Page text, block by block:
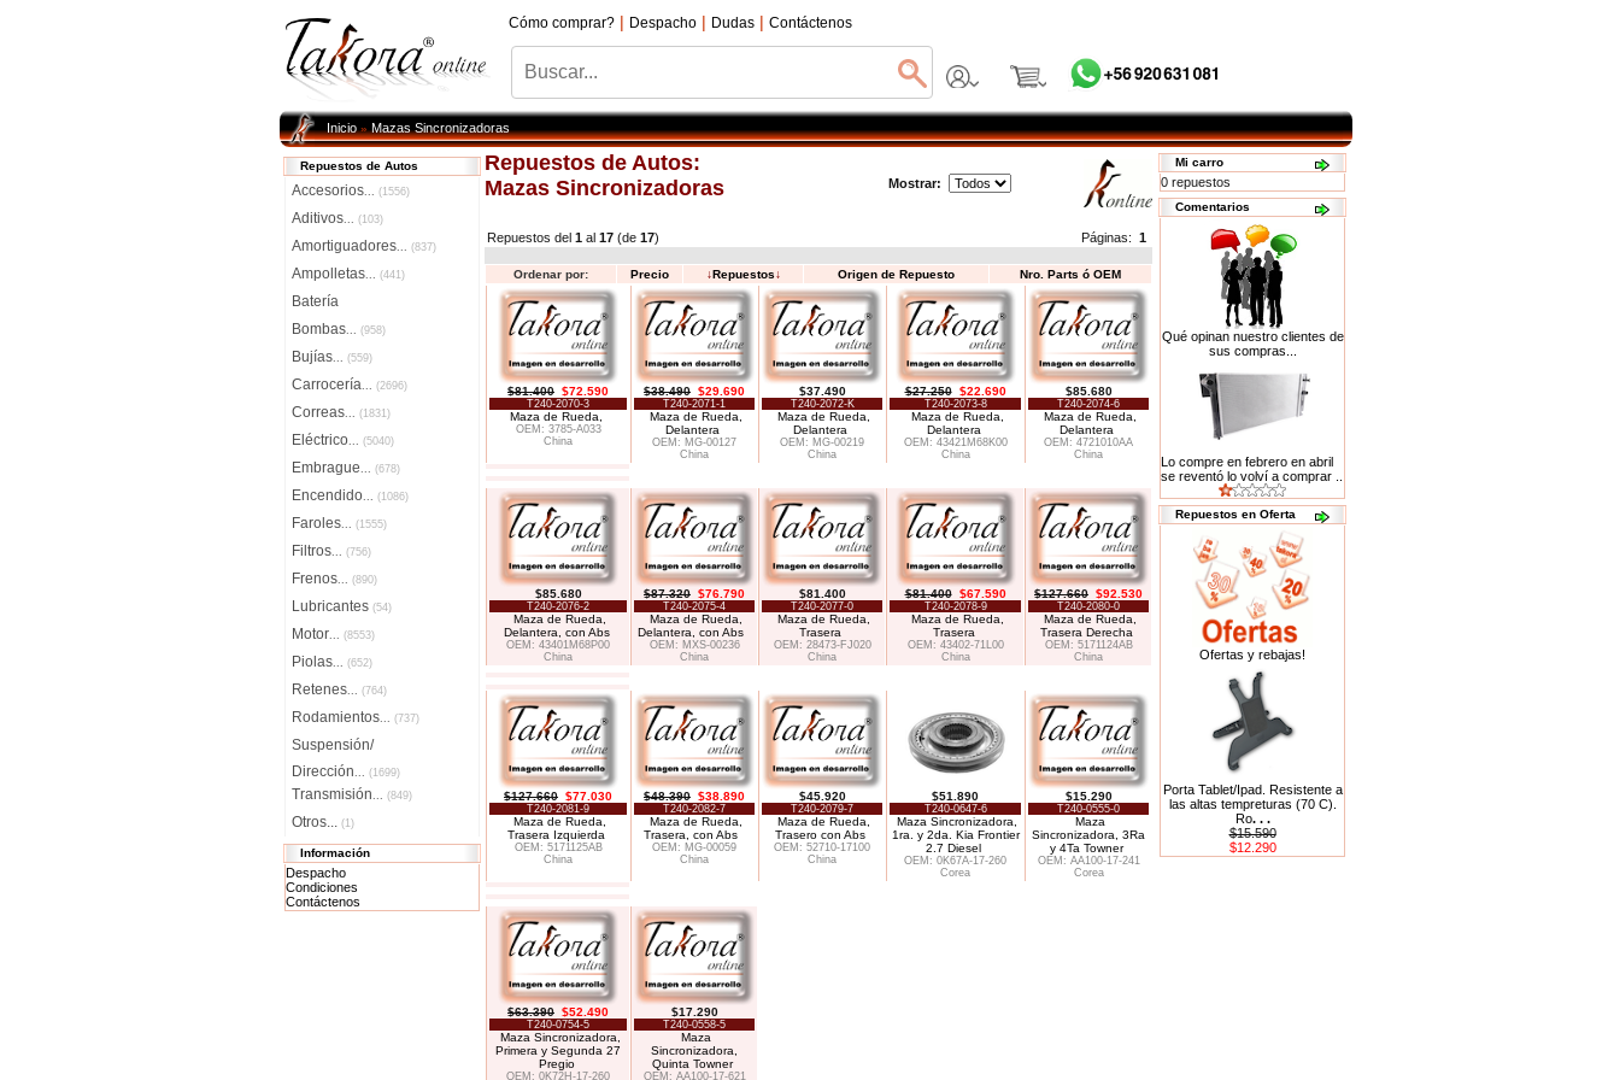
Cómo comprar? | Despacho | Dudas | Contáctenos
Inicio»Mazas Sincronizadoras
Repuestos de Autos
Accesorios... (1556)
Aditivos... (103)
Amortiguadores... (837)
Ampolletas... (441)
Batería
Bombas... (958)
Bujías... (559)
Carrocería... (2696)
Correas... (1831)
Eléctrico... (5040)
Embrague... (678)
Encendido... (1086)
Faroles... (1555)
Filtros... (756)
Frenos... (890)
Lubricantes (54)
Motor... (8553)
Piolas... (652)
Retenes... (764)
Rodamientos... (737)
Suspensión/
Dirección... (1699)
Transmisión... (849)
Otros... (1)
Información
Despacho
Condiciones
Contáctenos
Repuestos de Autos:
Mazas Sincronizadoras
Mostrar:
Repuestos del 1 al 17 (de 17) Páginas: 1
Ordenar por: Precio ↓Repuestos↓ Origen de Repuesto Nro. Parts ó OEM
$81.400 $72.590
T240-2070-3
Maza de Rueda,
OEM: 3785-A033
China
$38.490 $29.690
T240-2071-1
Maza de Rueda,
Delantera
OEM: MG-00127
China
$37.490
T240-2072-K
Maza de Rueda,
Delantera
OEM: MG-00219
China
$27.250 $22.690
T240-2073-8
Maza de Rueda,
Delantera
OEM: 43421M68K00
China
$85.680
T240-2074-6
Maza de Rueda,
Delantera
OEM: 4721010AA
China
$85.680
T240-2076-2
Maza de Rueda,
Delantera, con Abs
OEM: 43401M68P00
China
$87.320 $76.790
T240-2075-4
Maza de Rueda,
Delantera, con Abs
OEM: MXS-00236
China
$81.400
T240-2077-0
Maza de Rueda,
Trasera
OEM: 28473-FJ020
China
$81.400 $67.590
T240-2078-9
Maza de Rueda,
Trasera
OEM: 43402-71L00
China
$127.660 $92.530
T240-2080-0
Maza de Rueda,
Trasera Derecha
OEM: 5171124AB
China
$127.660 $77.030
T240-2081-9
Maza de Rueda,
Trasera Izquierda
OEM: 5171125AB
China
$48.390 $38.890
T240-2082-7
Maza de Rueda,
Trasera, con Abs
OEM: MG-00059
China
$45.920
T240-2079-7
Maza de Rueda,
Trasero con Abs
OEM: 52710-17100
China
$51.890
T240-0647-6
Maza Sincronizadora,
1ra. y 2da. Kia Frontier
2.7 Diesel
OEM: 0K67A-17-260
Corea
$15.290
T240-0555-0
Maza
Sincronizadora, 3Ra
y 4Ta Towner
OEM: AA100-17-241
Corea
$63.390 $52.490
T240-0754-5
Maza Sincronizadora,
Primera y Segunda 27
Pregio
OEM: 0K72H-17-260
$17.290
T240-0558-5
Maza
Sincronizadora,
Quinta Towner
OEM: AA100-17-621
Mi carro
0 repuestos
Comentarios
Qué opinan nuestro clientes de
sus compras...
Lo compre en febrero en abril
se reventó lo volví a comprar ..
Repuestos en Oferta
Ofertas y rebajas!
Porta Tablet/Ipad. Resistente a
las altas tempreturas (70 C).
Ro. . .
$15.590
$12.290